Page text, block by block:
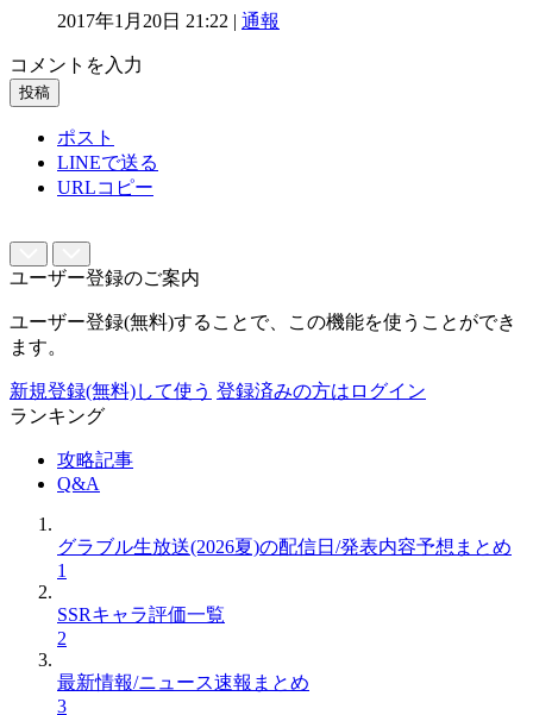
2017年1月20日 21:22 | 通報
コメントを入力
投稿
ポスト
LINEで送る
URLコピー
ユーザー登録のご案内
ユーザー登録(無料)することで、この機能を使うことができ
ます。
新規登録(無料)して使う 登録済みの方はログイン
ランキング
攻略記事
Q&A
グラブル生放送(2026夏)の配信日/発表内容予想まとめ
1
SSRキャラ評価一覧
2
最新情報/ニュース速報まとめ
3